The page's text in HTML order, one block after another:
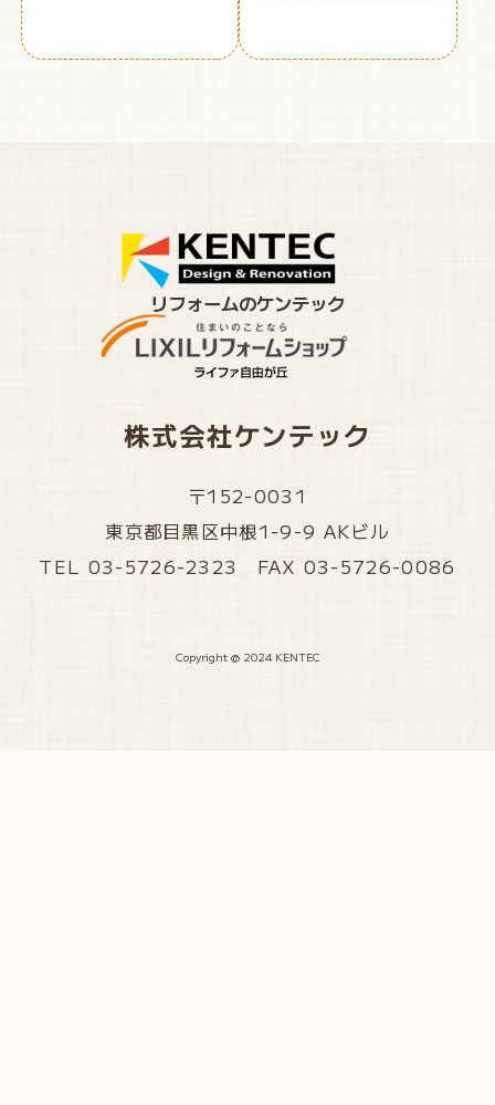
リフォームのケンテック
株式会社ケンテック
〒152-0031
東京都目黒区中根1-9-9 AKビル
TEL 03-5726-2323 FAX 03-5726-0086
Copyright @ 2024 KENTEC